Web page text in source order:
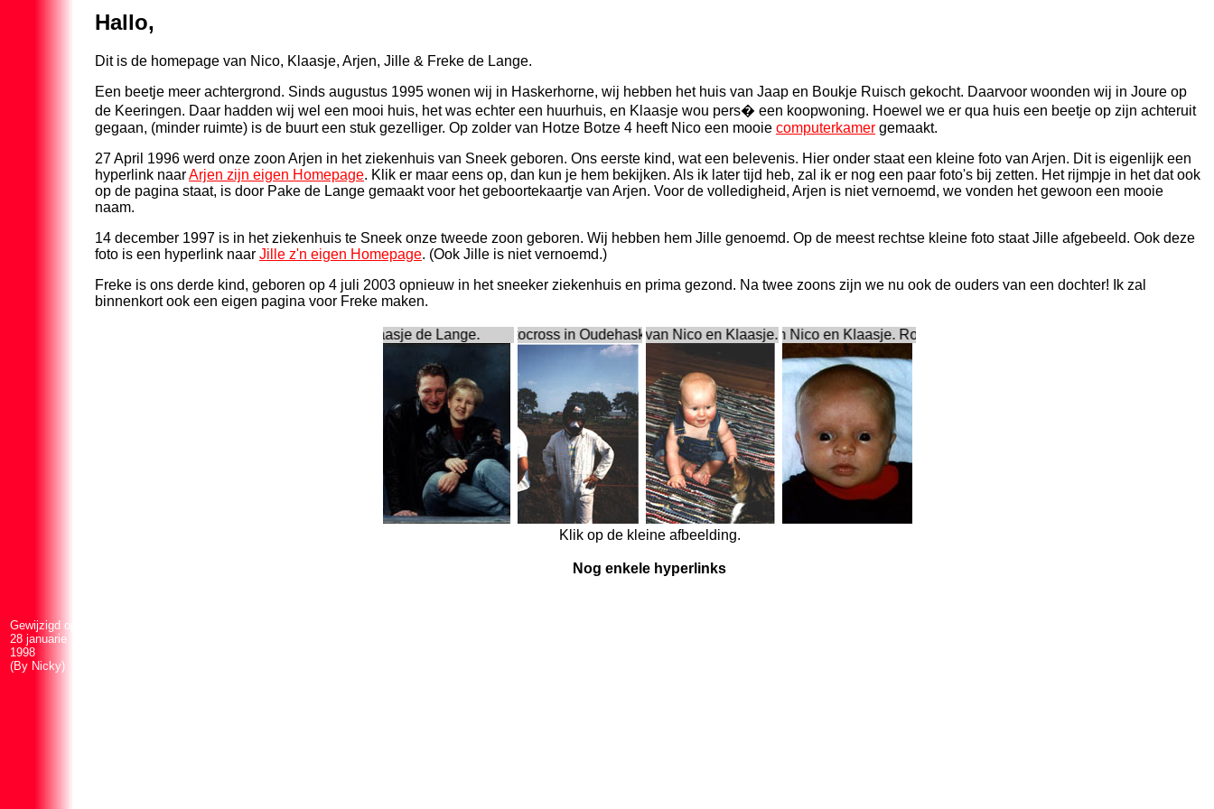
Gewijzigd op
28 januarie
1998
(By Nicky)
Hallo,
Dit is de homepage van Nico, Klaasje, Arjen, Jille & Freke de Lange.
Een beetje meer achtergrond. Sinds augustus 1995 wonen wij in Haskerhorne, wij hebben het huis van Jaap en Boukje Ruisch gekocht. Daarvoor woonden wij in Joure op
de Keeringen. Daar hadden wij wel een mooi huis, het was echter een huurhuis, en Klaasje wou pers� een koopwoning. Hoewel we er qua huis een beetje op zijn achteruit
gegaan, (minder ruimte) is de buurt een stuk gezelliger. Op zolder van Hotze Botze 4 heeft Nico een mooie computerkamer gemaakt.
27 April 1996 werd onze zoon Arjen in het ziekenhuis van Sneek geboren. Ons eerste kind, wat een belevenis. Hier onder staat een kleine foto van Arjen. Dit is eigenlijk een
hyperlink naarArjen zijn eigen Homepage. Klik er maar eens op, dan kun je hem bekijken. Als ik later tijd heb, zal ik er nog een paar foto's bij zetten. Het rijmpje in het dat ook
op de pagina staat, is door Pake de Lange gemaakt voor het geboortekaartje van Arjen. Voor de volledigheid, Arjen is niet vernoemd, we vonden het gewoon een mooie
naam.
14 december 1997 is in het ziekenhuis te Sneek onze tweede zoon geboren. Wij hebben hem Jille genoemd. Op de meest rechtse kleine foto staat Jille afgebeeld. Ook deze
foto is een hyperlink naar Jille z'n eigen Homepage. (Ook Jille is niet vernoemd.)
Freke is ons derde kind, geboren op 4 juli 2003 opnieuw in het sneeker ziekenhuis en prima gezond. Na twee zoons zijn we nu ook de ouders van een dochter! Ik zal
binnenkort ook een eigen pagina voor Freke maken.
Een aantal foto's van Nico en Klaasje de Lange.
Nico heeft meegedaan aan de autocross in Oudehaske, en is van plan dit weer te gaan doen.
Arjen de Lange. Eerst geborene van Nico en Klaasje. Kleine boef, dikke kop, geen haar.
Jille de Lange. Tweede zoon van Nico en Klaasje. Rond koppie met een beetje haar.
Klik op de kleine afbeelding.
Nog enkele hyperlinks